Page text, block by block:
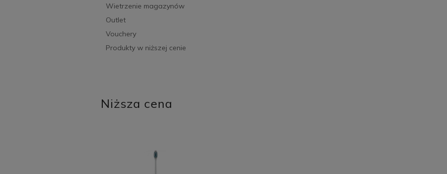
Wietrzenie magazynów
Outlet
Vouchery
Produkty w niższej cenie
Niższa cena